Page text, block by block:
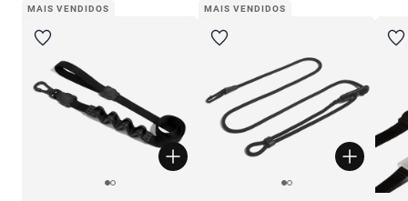
MAIS VENDIDOS MAIS VENDIDOS